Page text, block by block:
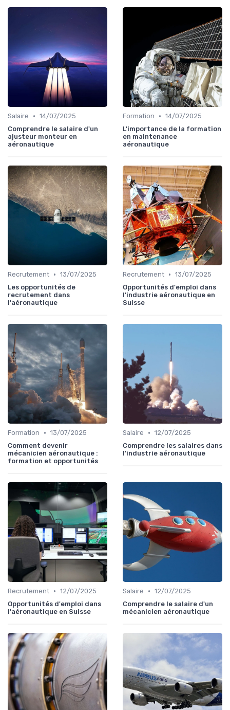
Salaire • 14/07/2025
Comprendre le salaire d'un
ajusteur monteur en
aéronautique
Formation • 14/07/2025
L'importance de la formation
en maintenance
aéronautique
Recrutement • 13/07/2025
Les opportunités de
recrutement dans
l'aéronautique
Recrutement • 13/07/2025
Opportunités d'emploi dans
l'industrie aéronautique en
Suisse
Formation • 13/07/2025
Comment devenir
mécanicien aéronautique :
formation et opportunités
Salaire • 12/07/2025
Comprendre les salaires dans
l'industrie aéronautique
Recrutement • 12/07/2025
Opportunités d'emploi dans
l'aéronautique en Suisse
Salaire • 12/07/2025
Comprendre le salaire d'un
mécanicien aéronautique